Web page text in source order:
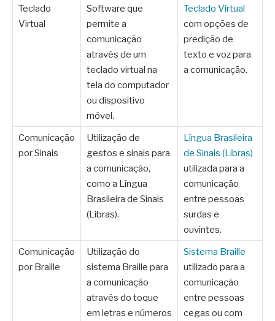
Teclado
Virtual
Software que
permite a
comunicação
através de um
teclado virtual na
tela do computador
ou dispositivo
móvel.
Teclado Virtual
com opções de
predição de
texto e voz para
a comunicação.
Comunicação
por Sinais
Utilização de
gestos e sinais para
a comunicação,
como a Língua
Brasileira de Sinais
(Libras).
Língua Brasileira
de Sinais (Libras)
utilizada para a
comunicação
entre pessoas
surdas e
ouvintes.
Comunicação
por Braille
Utilização do
sistema Braille para
a comunicação
através do toque
em letras e números
Sistema Braille
utilizado para a
comunicação
entre pessoas
cegas ou com